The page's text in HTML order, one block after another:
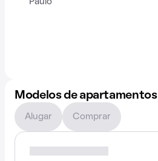
Paulo
Modelos de apartamentos
Alugar Comprar